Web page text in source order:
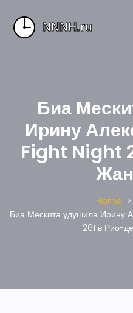
Биа
Ирину
Fight Night
Home
Биа Мескита удушила Ирину
261 в Рио-